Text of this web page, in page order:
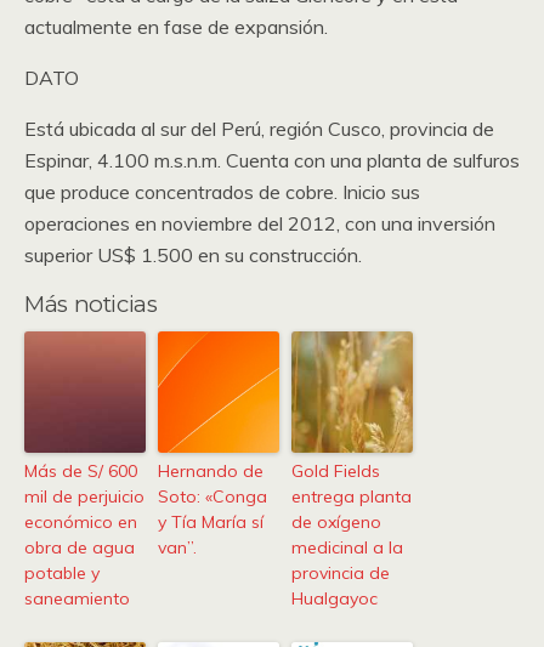
actualmente en fase de expansión.
DATO
Está ubicada al sur del Perú, región Cusco, provincia de
Espinar, 4.100 m.s.n.m. Cuenta con una planta de sulfuros
que produce concentrados de cobre. Inicio sus
operaciones en noviembre del 2012, con una inversión
superior US$ 1.500 en su construcción.
Más noticias
Más de S/ 600
mil de perjuicio
económico en
obra de agua
potable y
saneamiento
Hernando de
Soto: «Conga
y Tía María sí
van”.
Gold Fields
entrega planta
de oxígeno
medicinal a la
provincia de
Hualgayoc